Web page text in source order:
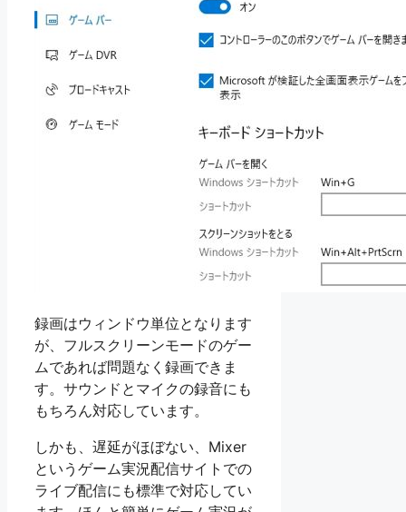
録画はウィンドウ単位となります
が、フルスクリーンモードのゲー
ムであれば問題なく録画できま
す。サウンドとマイクの録音にも
もちろん対応しています。
しかも、遅延がほぼない、Mixer
というゲーム実況配信サイトでの
ライブ配信にも標準で対応してい